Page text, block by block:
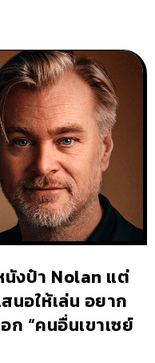
งป๋า Nolan แต่
นอให้เล่น อยาก
ก “คนอื่นเขาเซย์